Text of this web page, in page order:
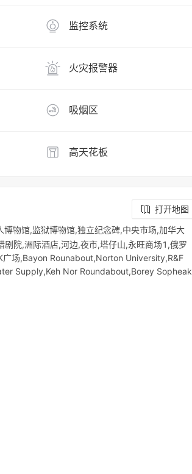
监控系统
火灾报警器
吸烟区
高天花板
打开地图
物馆,监狱博物馆,独立纪念碑,中央市场,加华大
院,洲际酒店,河边,夜市,塔仔山,永旺商场1,俄罗
场,Bayon Rounabout,Norton University,R&F
Supply,Keh Nor Roundabout,Borey Sopheak